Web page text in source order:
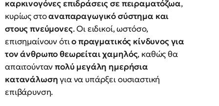
καρκινογόνες επιδράσεις σε πειραματόζωα,
κυρίως στοαναπαραγωγικό σύστημα και
στους πνεύμονες. Οι ειδικοί, ωστόσο,
επισημαίνουν ότιο πραγματικός κίνδυνος για
τον άνθρωπο θεωρείται χαμηλός, καθώς θα
απαιτούντανπολύ μεγάλη ημερήσια
κατανάλωσηγια να υπάρξει ουσιαστική
επιβάρυνση.